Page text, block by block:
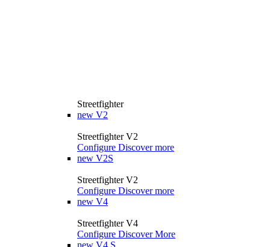
Streetfighter
new V2
Streetfighter V2
Configure Discover more
new V2S
Streetfighter V2
Configure Discover more
new V4
Streetfighter V4
Configure Discover More
new V4 S